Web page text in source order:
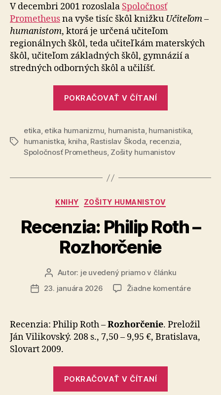
humanistom
V decembri 2001 rozoslala Spoločnosť
Prometheusna vyše tisíc škôl knižku Učiteľom –
humanistom, ktorá je určená učiteľom
regionálnych škôl, teda učiteľkám materských
škôl, učiteľom základných škôl, gymnázií a
stredných odborných škôl a učilíšť.
POKRAČOVAŤ V ČÍTANÍ
Značky
etika, etika humanizmu, humanista, humanistika,
humanistka, kniha, Rastislav Škoda, recenzia,
Spoločnosť Prometheus, Zošity humanistov
Kategórie
KNIHY ZOŠITY HUMANISTOV
Recenzia: Philip Roth –
Rozhorčenie
Autor
článku
Autor: je uvedený priamo v článku
Dátum23. januára 2026 Žiadne komentárena
Roth
Recenzia: Philip Roth –Rozhorčenie. Preložil
Ján Vi­li­kov­ský. 208 s., 7,50 – 9,95 €, Bratislava,
Slovart 2009.
POKRAČOVAŤ V ČÍTANÍ